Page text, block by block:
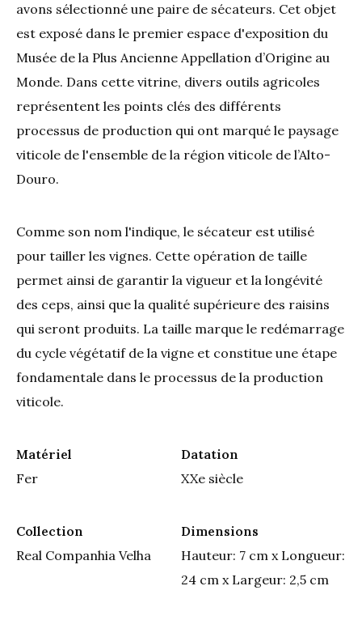
avons sélectionné une paire de sécateurs. Cet objet
est exposé dans le premier espace d'exposition du
Musée de la Plus Ancienne Appellation d’Origine au
Monde. Dans cette vitrine, divers outils agricoles
représentent les points clés des différents
processus de production qui ont marqué le paysage
viticole de l'ensemble de la région viticole de l’Alto-
Douro.
Comme son nom l'indique, le sécateur est utilisé
pour tailler les vignes. Cette opération de taille
permet ainsi de garantir la vigueur et la longévité
des ceps, ainsi que la qualité supérieure des raisins
qui seront produits. La taille marque le redémarrage
du cycle végétatif de la vigne et constitue une étape
fondamentale dans le processus de la production
viticole.
Matériel
Fer
Datation
XXe siècle
Collection
Real Companhia Velha
Dimensions
Hauteur: 7 cm x Longueur:
24 cm x Largeur: 2,5 cm